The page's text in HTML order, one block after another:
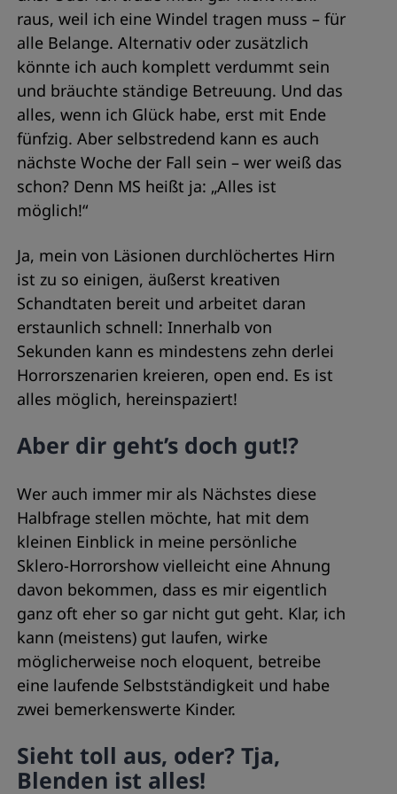
raus, weil ich eine Windel tragen muss – für
alle Belange. Alternativ oder zusätzlich
könnte ich auch komplett verdummt sein
und bräuchte ständige Betreuung. Und das
alles, wenn ich Glück habe, erst mit Ende
fünfzig. Aber selbstredend kann es auch
nächste Woche der Fall sein – wer weiß das
schon? Denn MS heißt ja: „Alles ist
möglich!“
Ja, mein von Läsionen durchlöchertes Hirn
ist zu so einigen, äußerst kreativen
Schandtaten bereit und arbeitet daran
erstaunlich schnell: Innerhalb von
Sekunden kann es mindestens zehn derlei
Horrorszenarien kreieren, open end. Es ist
alles möglich, hereinspaziert!
Aber dir geht’s doch gut!?
Wer auch immer mir als Nächstes diese
Halbfrage stellen möchte, hat mit dem
kleinen Einblick in meine persönliche
Sklero-Horrorshow vielleicht eine Ahnung
davon bekommen, dass es mir eigentlich
ganz oft eher so gar nicht gut geht. Klar, ich
kann (meistens) gut laufen, wirke
möglicherweise noch eloquent, betreibe
eine laufende Selbstständigkeit und habe
zwei bemerkenswerte Kinder.
Sieht toll aus, oder? Tja,
Blenden ist alles!